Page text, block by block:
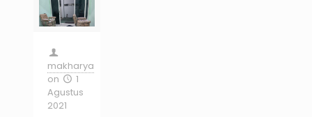
makharya
on
1
Agustus
2021